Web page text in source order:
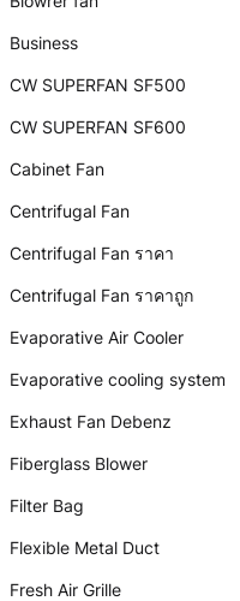
Business
CW SUPERFAN SF500
CW SUPERFAN SF600
Cabinet Fan
Centrifugal Fan
Centrifugal Fan ราคา
Centrifugal Fan ราคาถูก
Evaporative Air Cooler
Evaporative cooling system
Exhaust Fan Debenz
Fiberglass Blower
Filter Bag
Flexible Metal Duct
Fresh Air Grille